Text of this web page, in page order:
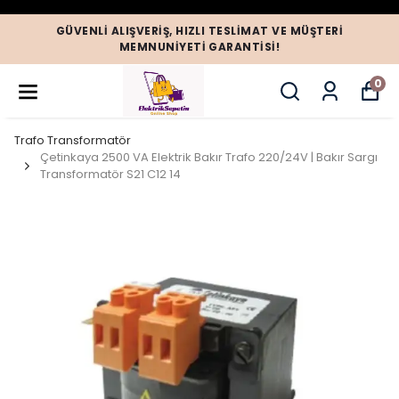
GÜVENLI ALIŞVERIŞ, HIZLI TESLIMAT VE MÜŞTERI
MEMNUNIYETI GARANTISI!
0
Trafo Transformatör
Çetinkaya 2500 VA Elektrik Bakır Trafo 220/24V | Bakır Sargı
Transformatör S21 C12 14